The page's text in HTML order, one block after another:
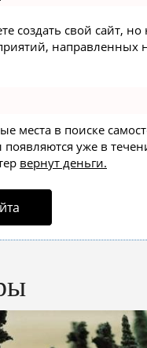
создать свой сайт,
места в поиске
появляются уже в
вернут деньги.